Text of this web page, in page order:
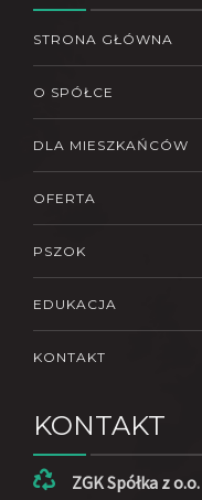
STRONA GŁÓWNA
O SPÓŁCE
DLA MIESZKAŃCÓW
OFERTA
PSZOK
EDUKACJA
KONTAKT
KONTAKT
ZGK Spółka z o.o.